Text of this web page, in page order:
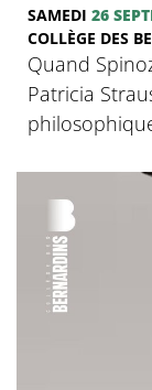
SAMEDI 26
COLLÈGE DES
Quand
Patricia